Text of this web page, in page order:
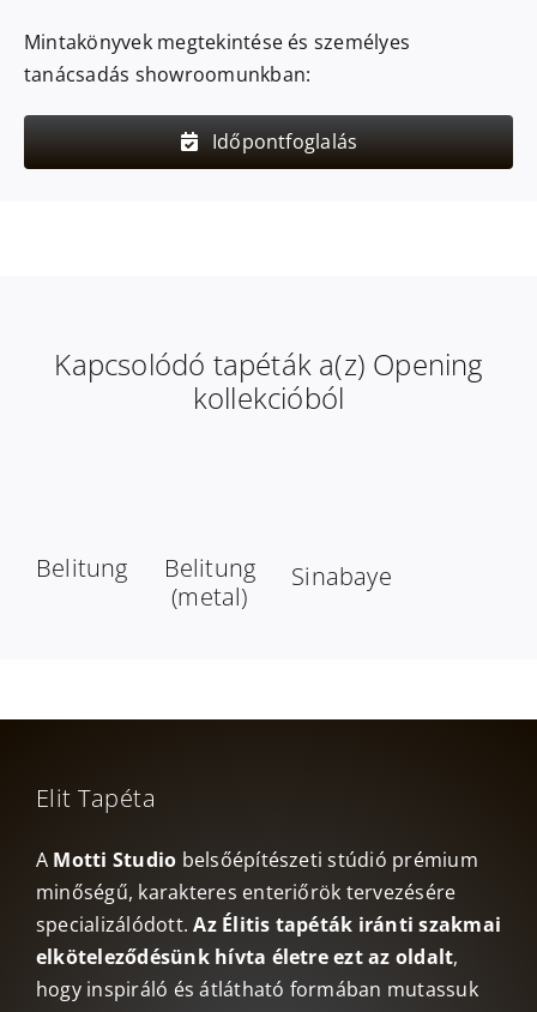
Mintakönyvek megtekintése és személyes
tanácsadás showroomunkban:
Időpontfoglalás
Kapcsolódó tapéták a(z) Opening
kollekcióból
Belitung
Belitung
(metal)
Sinabaye
Elit Tapéta
A Motti Studio belsőépítészeti stúdió prémium
minőségű, karakteres enteriőrök tervezésére
specializálódott.Az Élitis tapéták iránti szakmai
elköteleződésünk hívta életre ezt az oldalt,
hogy inspiráló és átlátható formában mutassuk